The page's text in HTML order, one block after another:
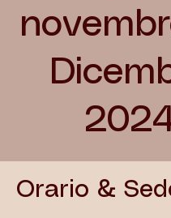
Orario &